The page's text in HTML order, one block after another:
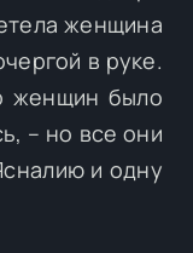
женщина
в руке.
женщин было
– но все они
и одну